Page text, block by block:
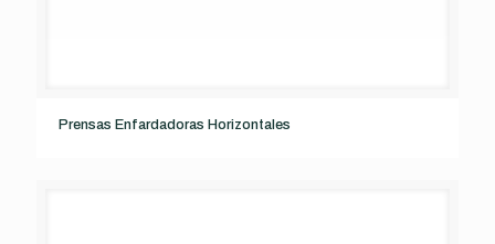
Prensas Enfardadoras Horizontales